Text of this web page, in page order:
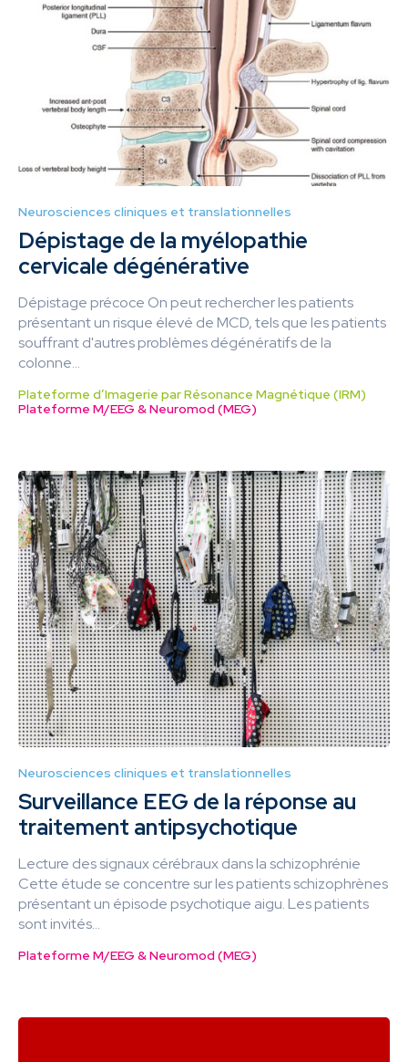
Neurosciences cliniques et translationnelles
Dépistage de la myélopathie
cervicale dégénérative
Dépistage précoce On peut rechercher les patients
présentant un risque élevé de MCD, tels que les patients
souffrant d'autres problèmes dégénératifs de la
colonne...
Plateforme d’Imagerie par Résonance Magnétique (IRM)
Plateforme M/EEG & Neuromod (MEG)
Neurosciences cliniques et translationnelles
Surveillance EEG de la réponse au
traitement antipsychotique
Lecture des signaux cérébraux dans la schizophrénie
Cette étude se concentre sur les patients schizophrènes
présentant un épisode psychotique aigu. Les patients
sont invités...
Plateforme M/EEG & Neuromod (MEG)